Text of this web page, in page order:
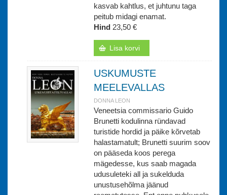
kasvab kahtlus, et juhtunu taga
peitub midagi enamat.
Hind 23,50 €
Lisa korvi
USKUMUSTE
MEELEVALLAS
DONNA LEON
Veneetsia commissario Guido
Brunetti kodulinna ründavad
turistide hordid ja päike kõrvetab
halastamatult; Brunetti suurim soov
on pääseda koos perega
mägedesse, kus saab magada
udusuleteki all ja sukelduda
unustusehõlma jäänud